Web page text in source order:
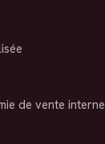
de vente interne